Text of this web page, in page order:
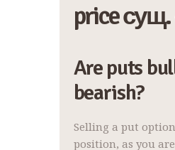
price
Are puts
bearish?
Selling a put
position, as you